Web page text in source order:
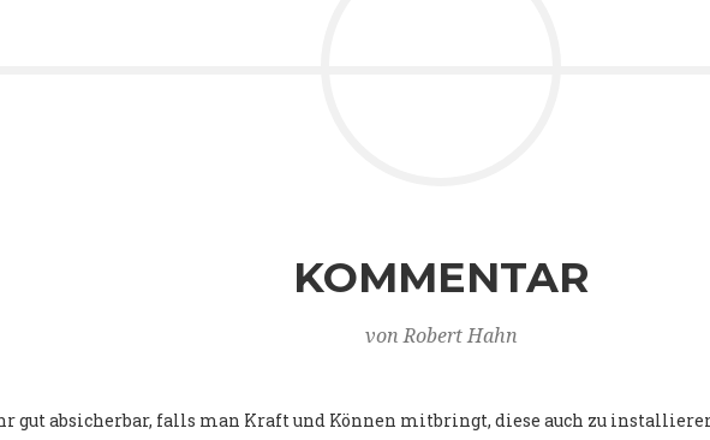
KOMMENTAR
von Robert Hahn
gut absicherbar, falls man Kraft und Können mitbringt, diese auch zu